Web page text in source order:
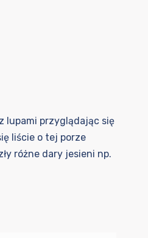
lupami przyglądając się
liście o tej porze
różne dary jesieni np.